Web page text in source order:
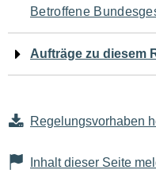
Betroffene
Aufträge zu diesem
Regelungsvorhaben
Inhalt dieser Seite